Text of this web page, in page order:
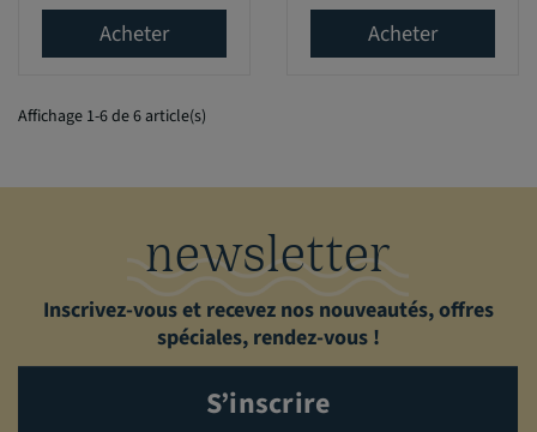
Acheter Acheter
Affichage 1-6 de 6 article(s)
newsletter
Inscrivez-vous et recevez nos nouveautés, offres
spéciales, rendez-vous !
S’inscrire